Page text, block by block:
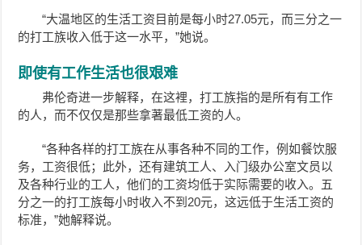
“大温地区的生活工资目前是每小时27.05元，而三分之一
的打工族收入低于这一水平，”她说。
即使有工作生活也很艰难
弗伦奇进一步解释，在这裡，打工族指的是所有有工作
的人，而不仅仅是那些拿著最低工资的人。
“各种各样的打工族在从事各种不同的工作，例如餐饮服
务，工资很低；此外，还有建筑工人、入门级办公室文员以
及各种行业的工人，他们的工资均低于实际需要的收入。五
分之一的打工族每小时收入不到20元，这远低于生活工资的
标准，”她解释说。